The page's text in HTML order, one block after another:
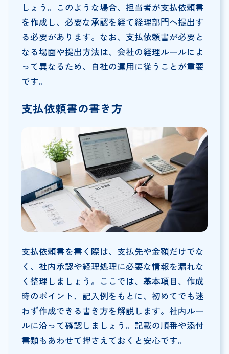
しょう。このような場合、担当者が支払依頼書
を作成し、必要な承認を経て経理部門へ提出す
る必要があります。なお、支払依頼書が必要と
なる場面や提出方法は、会社の経理ルールによ
って異なるため、自社の運用に従うことが重要
です。
支払依頼書の書き方
支払依頼書を書く際は、支払先や金額だけでな
く、社内承認や経理処理に必要な情報を漏れな
く整理しましょう。ここでは、基本項目、作成
時のポイント、記入例をもとに、初めてでも迷
わず作成できる書き方を解説します。社内ルー
ルに沿って確認しましょう。記載の順番や添付
書類もあわせて押さえておくと安心です。